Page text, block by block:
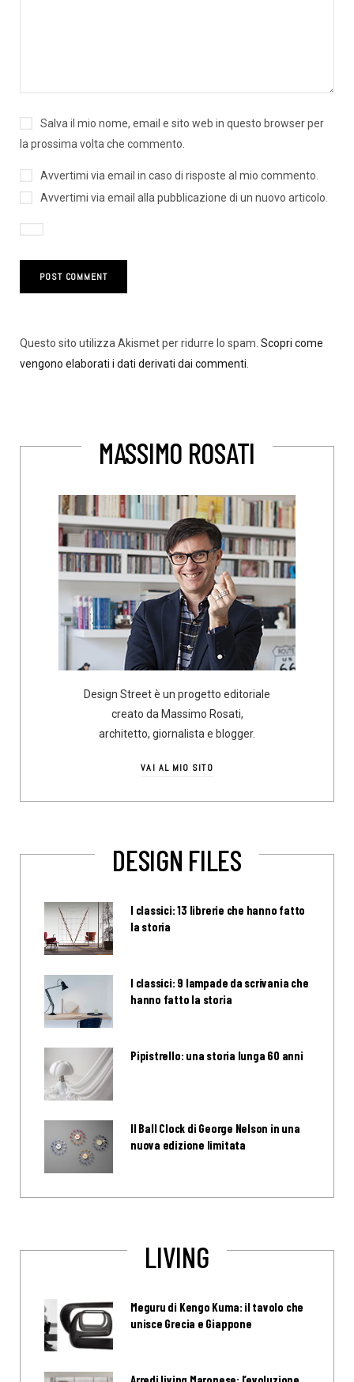
Salva il mio nome, email e sito web in questo browser per
la prossima volta che commento.
Avvertimi via email in caso di risposte al mio commento.
Avvertimi via email alla pubblicazione di un nuovo articolo.
Questo sito utilizza Akismet per ridurre lo spam. Scopri come
vengono elaborati i dati derivati dai commenti
MASSIMO ROSATI
Design Street è un progetto editoriale
creato da Massimo Rosati,
architetto, giornalista e blogger.
VAI AL MIO SITO
DESIGN FILES
I classici: 13 librerie che hanno fatto
la storia
I classici: 9 lampade da scrivania che
hanno fatto la storia
Pipistrello: una storia lunga 60 anni
Il Ball Clock di George Nelson in una
nuova edizione limitata
LIVING
Meguru di Kengo Kuma: il tavolo che
unisce Grecia e Giappone